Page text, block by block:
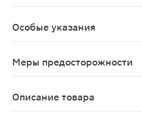
Особые указания
Меры предосторожности
Описание товара